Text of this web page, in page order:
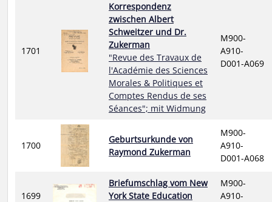
1701
Korrespondenz
zwischen Albert
Schweitzer und Dr.
Zukerman
"Revue des Travaux de
l'Académie des Sciences
Morales & Politiques et
Comptes Rendus de ses
Séances"; mit Widmung
M900-
A910-
D001-A069
1700
Geburtsurkunde von
Raymond Zukerman
M900-
A910-
D001-A068
1699
Briefumschlag vom New
York State Education
M900-
A910-